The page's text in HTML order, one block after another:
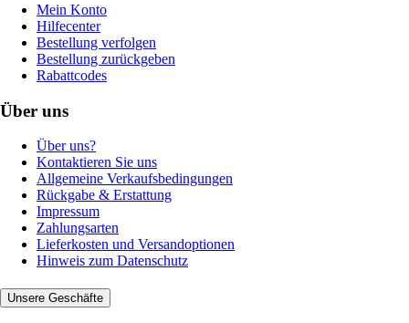
Mein Konto
Hilfecenter
Bestellung verfolgen
Bestellung zurückgeben
Rabattcodes
Über uns
Über uns?
Kontaktieren Sie uns
Allgemeine Verkaufsbedingungen
Rückgabe & Erstattung
Impressum
Zahlungsarten
Lieferkosten und Versandoptionen
Hinweis zum Datenschutz
Unsere Geschäfte